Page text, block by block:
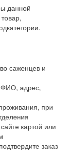
данной
саженцев и
ФИО, адрес,
при
картой или
заказ